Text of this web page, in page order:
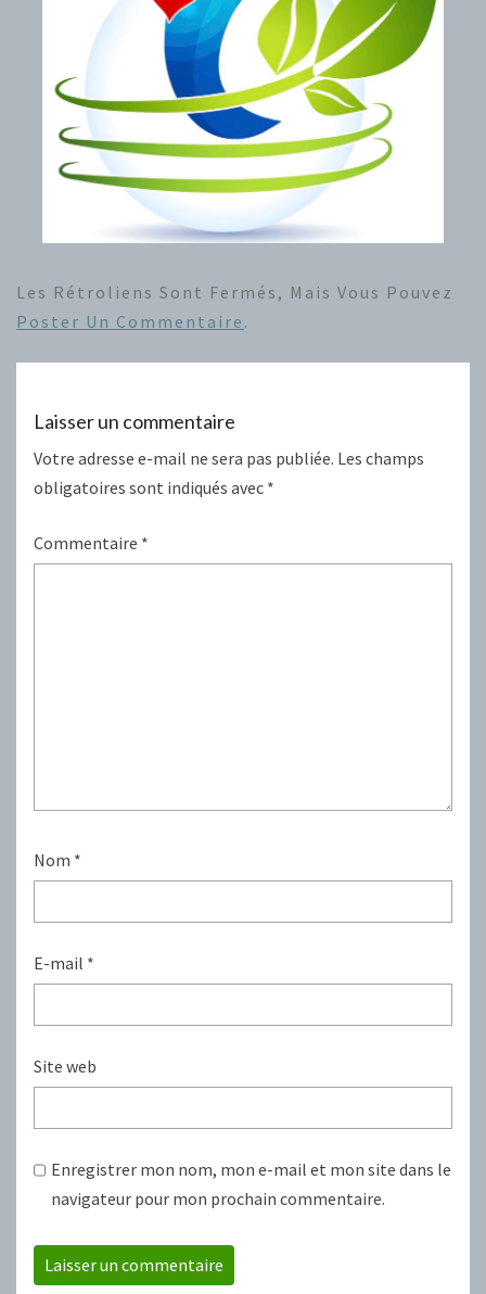
Les Rétroliens Sont Fermés, Mais Vous Pouvez
Poster Un Commentaire .
Laisser un commentaire
Votre adresse e-mail ne sera pas publiée. Les champs
obligatoires sont indiqués avec *
Commentaire *
Nom *
E-mail *
Site web
Enregistrer mon nom, mon e-mail et mon site dans le
navigateur pour mon prochain commentaire.